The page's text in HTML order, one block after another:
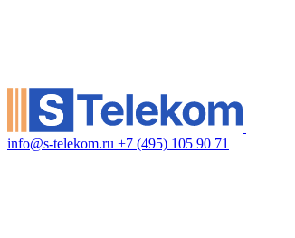
info@s-telekom.ru +7 (495) 105 90 71